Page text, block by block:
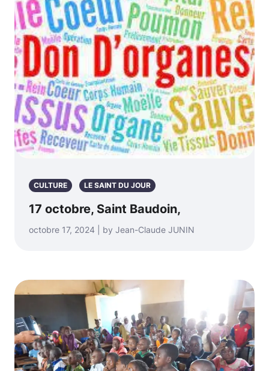
CULTURE LE SAINT DU JOUR
17 octobre, Saint Baudoin,
octobre 17, 2024 | by Jean-Claude JUNIN